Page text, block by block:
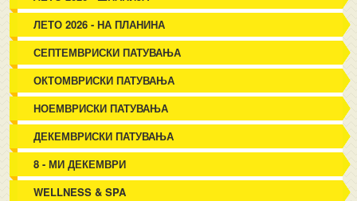
ЛЕТО 2026 - НА ПЛАНИНА
СЕПТЕМВРИСКИ ПАТУВАЊА
ОКТОМВРИСКИ ПАТУВАЊА
НОЕМВРИСКИ ПАТУВАЊА
ДЕКЕМВРИСКИ ПАТУВАЊА
8 - МИ ДЕКЕМВРИ
WELLNESS & SPA